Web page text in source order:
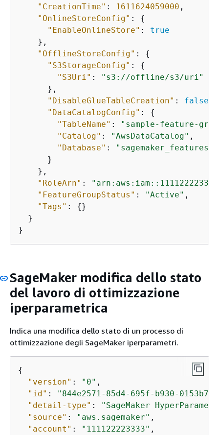
"CreationTime" : 1611624059000 ,
"OnlineStoreConfig" : {
"EnableOnlineStore" : true
    },
"OfflineStoreConfig" : {
"S3StorageConfig" : {
"S3Uri" :
"s3://offline/s3/uri"
      },
"DisableGlueTableCreation" : false
"DataCatalogConfig" : {
"TableName" :
"sample-feature-
"Catalog" : "AwsDataCatalog" ,
"Database" :
      }
    },
"RoleArn" :
"FeatureGroupStatus" : "Active" ,
"Tags" : {}
  }
}
SageMaker modifica dello stato
del lavoro di ottimizzazione
iperparametrica
Indica una modifica dello stato di un processo di
ottimizzazione degli SageMaker iperparametri.
{
"version" : "0" ,
"id" :
"844e2571-85d4-695f-b930-
"detail-type" :
"SageMaker
"source" : "aws.sagemaker" ,
"account" : "111122223333" ,